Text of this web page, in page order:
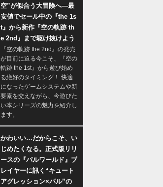
空”が似合う大冒険へ―最
安値でセール中の『the 1s
t』から新作『空の軌跡 th
e 2nd』まで駆け抜けよう
『空の軌跡 the 2nd』の発売
が目前に迫る今こそ、『空の
軌跡 the 1st』から遊び始め
る絶好のタイミング！ 快適
になったゲームシステムや新
要素を交えながら、今遊びた
い本シリーズの魅力を紹介し
ます。
かわいい…だからこそ、い
じめたくなる。正式版リリ
ースの『パルワールド』プ
レイヤーに訊く“キュート
アグレッション×パル”の